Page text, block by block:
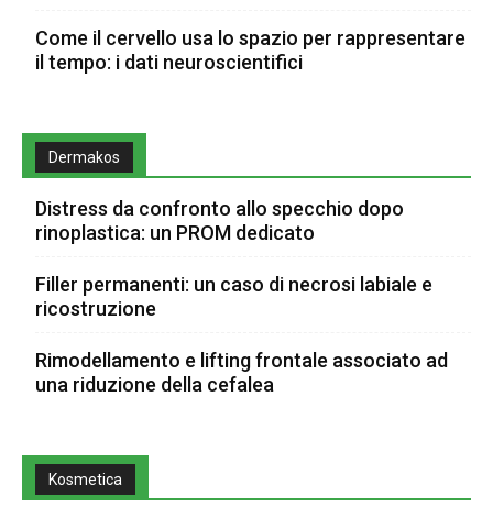
Come il cervello usa lo spazio per rappresentare
il tempo: i dati neuroscientifici
Dermakos
Distress da confronto allo specchio dopo
rinoplastica: un PROM dedicato
Filler permanenti: un caso di necrosi labiale e
ricostruzione
Rimodellamento e lifting frontale associato ad
una riduzione della cefalea
Kosmetica